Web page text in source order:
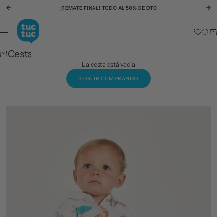
Ir al contenido
Anterior ¡REMATE FINAL! TODO AL 50% DE DTO
tuc tuc
Menú
Cesta
La cesta está vacía
SEGUIR COMPRANDO